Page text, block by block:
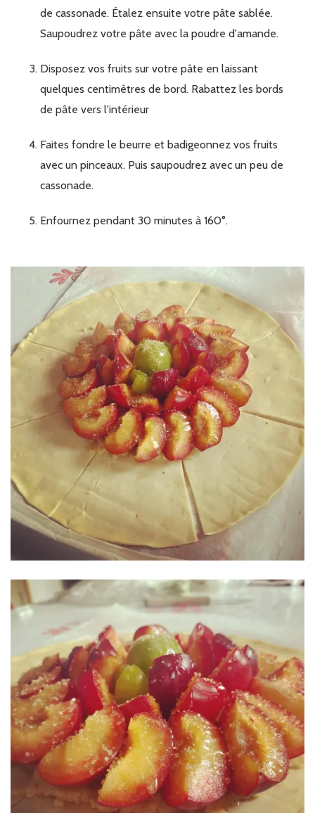
de cassonade. Étalez ensuite votre pâte sablée.
Saupoudrez votre pâte avec la poudre d'amande.
Disposez vos fruits sur votre pâte en laissant
quelques centimètres de bord. Rabattez les bords
de pâte vers l'intérieur
Faites fondre le beurre et badigeonnez vos fruits
avec un pinceaux. Puis saupoudrez avec un peu de
cassonade.
Enfournez pendant 30 minutes à 160°.